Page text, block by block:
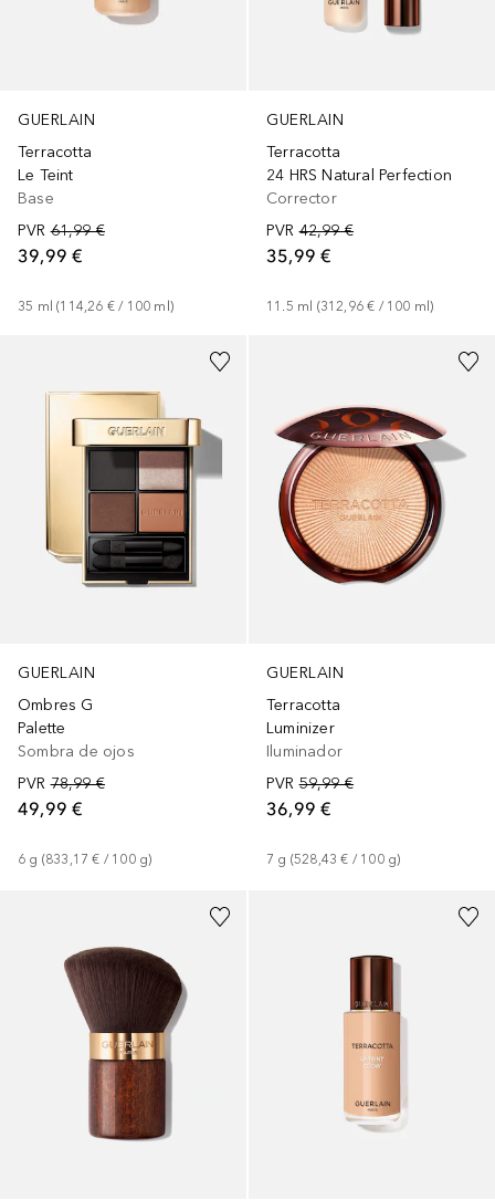
GUERLAIN
Terracotta
Le Teint
Base
PVR 61,99 €
39,99 €
35 ml (114,26 € / 100 ml )
GUERLAIN
Terracotta
24 HRS Natural Perfection
Corrector
PVR 42,99 €
35,99 €
11.5 ml (312,96 € / 100 ml)
GUERLAIN
Ombres G
Palette
Sombra de ojos
PVR 78,99 €
49,99 €
6 g (833,17 € / 100 g)
+ 7
GUERLAIN
Terracotta
Luminizer
Iluminador
PVR 59,99 €
36,99 €
7 g (528,43 € / 100 g)
+17